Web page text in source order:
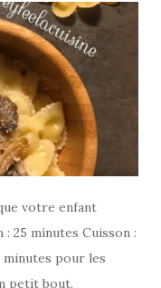
votre enfant
25 minutes Cuisson :
pour les
petit bout.